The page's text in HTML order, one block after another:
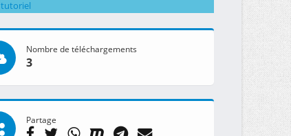
tutoriel
Nombre de téléchargements
3
Partage